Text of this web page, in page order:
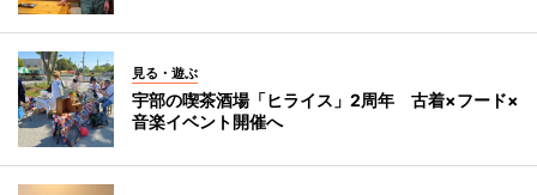
見る・遊ぶ
宇部の喫茶酒場「ヒライス」2周年 古着×フード×
音楽イベント開催へ